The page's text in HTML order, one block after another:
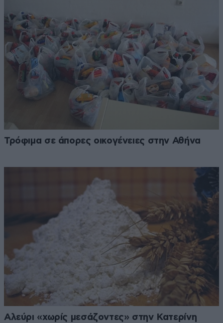
Τρόφιμα σε άπορες οικογένειες στην Αθήνα
Αλεύρι «χωρίς μεσάζοντες» στην Κατερίνη